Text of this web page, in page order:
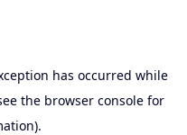
has occurred while
the browser console for